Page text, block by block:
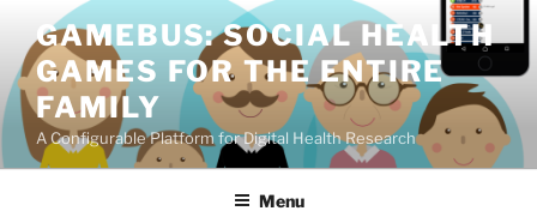
content
GAMEBUS: SOCIAL HEALTH
GAMES FOR THE ENTIRE
FAMILY
A Configurable Platform for Digital Health Research
Menu